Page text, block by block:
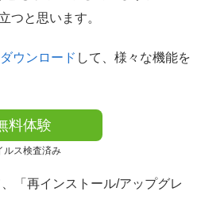
つと思います。
ウンロード して、様々な機能を
料体験
ルス検査済み
「再インストール/アップグレ